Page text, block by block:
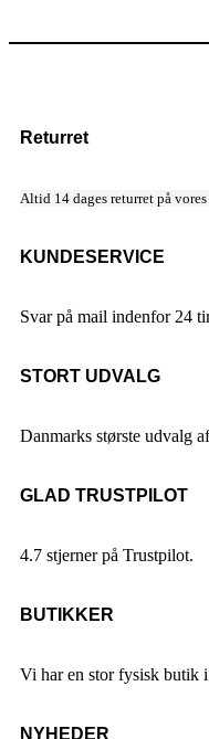
Returret
Altid 14 dages returret på
KUNDESERVICE
Svar på mail indenfor 24
STORT UDVALG
Danmarks største udvalg
GLAD TRUSTPILOT
4.7 stjerner på Trustpilot.
BUTIKKER
Vi har en stor fysisk butik i
NYHEDER